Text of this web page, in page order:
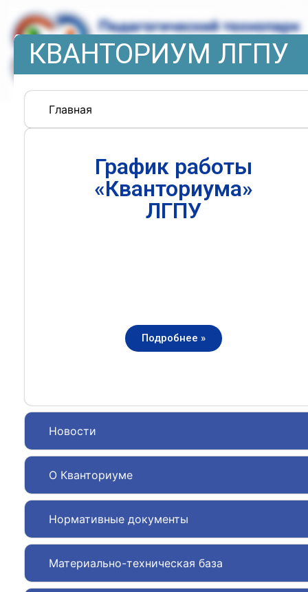
КВАНТОРИУМ ЛГПУ
Главная
Новости
О Кванториуме
Нормативные документы
Материально-техническая база
График работы
«Кванториума»
ЛГПУ
Подробнее »